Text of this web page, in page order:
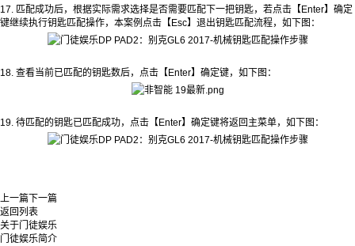
17. 匹配成功后，根据实际需求选择是否需要匹配下一把钥匙，若点击【Enter】确定
键继续执行钥匙匹配操作，本案例点击【Esc】退出钥匙匹配流程，如下图：
18. 查看当前已匹配的钥匙数后，点击【Enter】确定键，如下图：
19. 待匹配的钥匙已匹配成功，点击【Enter】确定键将返回主菜单，如下图：
上一篇 下一篇
返回列表
关于门徒娱乐
门徒娱乐简介